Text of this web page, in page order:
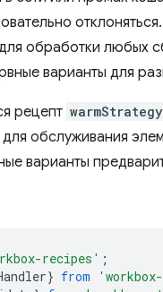
обработки любых
варианты для
рецепт
обслуживания
варианты
recipes' ;
} from